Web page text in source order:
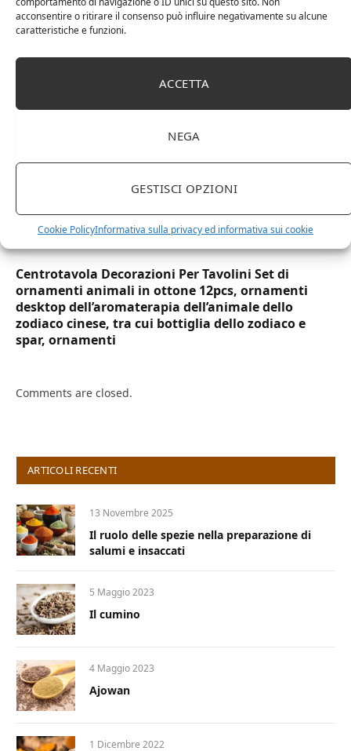
acconsentire o ritirare il consenso può influire negativamente su alcune
caratteristiche e funzioni.
ACCETTA
NEGA
GESTISCI OPZIONI
Cookie PolicyInformativa sulla privacy ed informativa sui cookie
DOT Horeca Solutions 1000 Bicchieri PET
trasparenti monouso 350 ML tacca 0,3 alta qualità
usa e getta bicchiere riciclabili per acqua bevande
birra cocktail drink
Centrotavola Decorazioni Per Tavolini Set di
ornamenti animali in ottone 12pcs, ornamenti
desktop dell’aromaterapia dell’animale dello
zodiaco cinese, tra cui bottiglia dello zodiaco e
spar, ornamenti
Comments are closed.
ARTICOLI RECENTI
13 Novembre 2025
Il ruolo delle spezie nella preparazione di
salumi e insaccati
5 Maggio 2023
Il cumino
4 Maggio 2023
Ajowan
1 Dicembre 2022